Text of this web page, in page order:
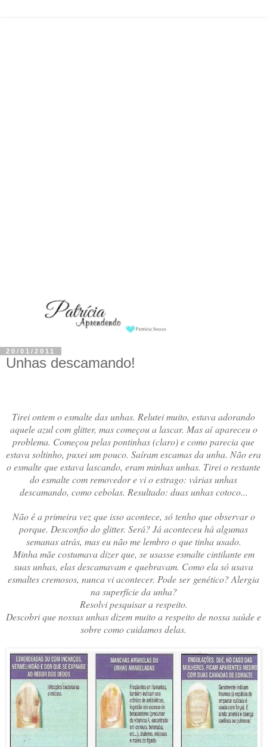
20/01/2011
Unhas descamando!
Tirei ontem o esmalte das unhas. Relutei muito, estava adorando
aquele azul com glitter, mas começou a lascar. Mas aí apareceu o
problema. Começou pelas pontinhas (claro) e como parecia que
estava soltinho, puxei um pouco. Saíram escamas da unha. Não era
o esmalte que estava lascando, eram minhas unhas. Tirei o restante
do esmalte com removedor e vi o estrago: várias unhas
descamando, como cebolas. Resultado: duas unhas cotoco...
Não é a primeira vez que isso acontece, só tenho que observar o
porque. Desconfio do glitter. Será? Já aconteceu há algumas
semanas atrás, mas eu não me lembro o que tinha usado.
Minha mãe costumava dizer que, se usasse esmalte cintilante em
suas unhas, elas descamavam e quebravam. Como ela só usava
esmaltes cremosos, nunca vi acontecer. Pode ser genético? Alergia
na superfície da unha?
Resolvi pesquisar a respeito.
Descobri que nossas unhas dizem muito a respeito de nossa saúde e
sobre como cuidamos delas.